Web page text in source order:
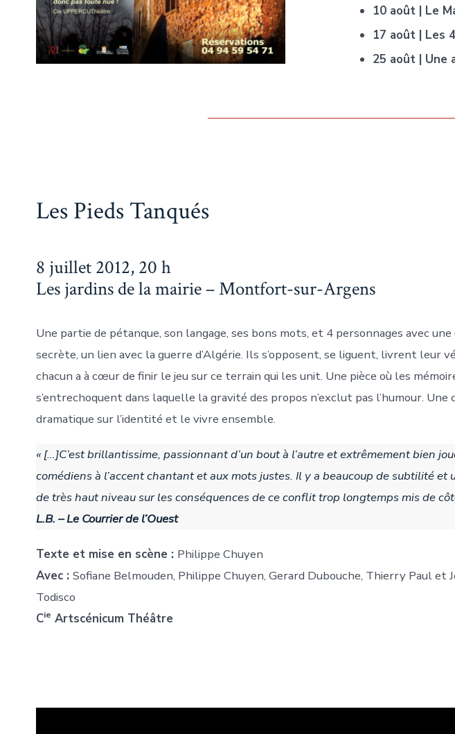
10 août | Le
17 août | Les
25 août | Une
Les Pieds Tanqués
8 juillet 2012, 20 h
Les jardins de la mairie – Montfort-sur-Argens
Une partie de pétanque, son langage, ses bons mots, et 4 personnages avec
secrète, un lien avec la guerre d’Algérie. Ils s’opposent, se liguent, livrent leur
chacun a à cœur de finir le jeu sur ce terrain qui les unit. Une pièce où les
s’entrechoquent dans laquelle la gravité des propos n’exclut pas l’humour. Une
dramatique sur l’identité et le vivre ensemble.
« […]C’est brillantissime, passionnant d’un bout à l’autre et extrêmement bien
comédiens à l’accent chantant et aux mots justes. Il y a beaucoup de subtilité et
de très haut niveau sur les conséquences de ce conflit trop longtemps mis de
L.B. – Le Courrier de l’Ouest
Texte et mise en scène : Philippe Chuyen
Avec :Sofiane Belmouden, Philippe Chuyen, Gerard Dubouche, Thierry Paul et
Todisco
Cie Artscénicum Théâtre